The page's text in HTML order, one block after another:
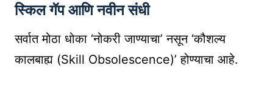
स्किल गॅप आणि नवीन संधी
सर्वात मोठा धोका ‘नोकरी जाण्याचा’ नसून ‘कौशल्य
कालबाह्य (Skill Obsolescence)’ होण्याचा आहे.